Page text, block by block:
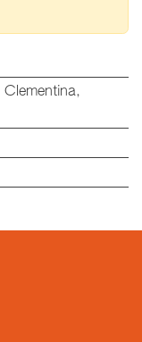
Clementina,